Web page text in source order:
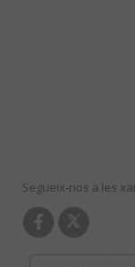
Segueix-nos a les